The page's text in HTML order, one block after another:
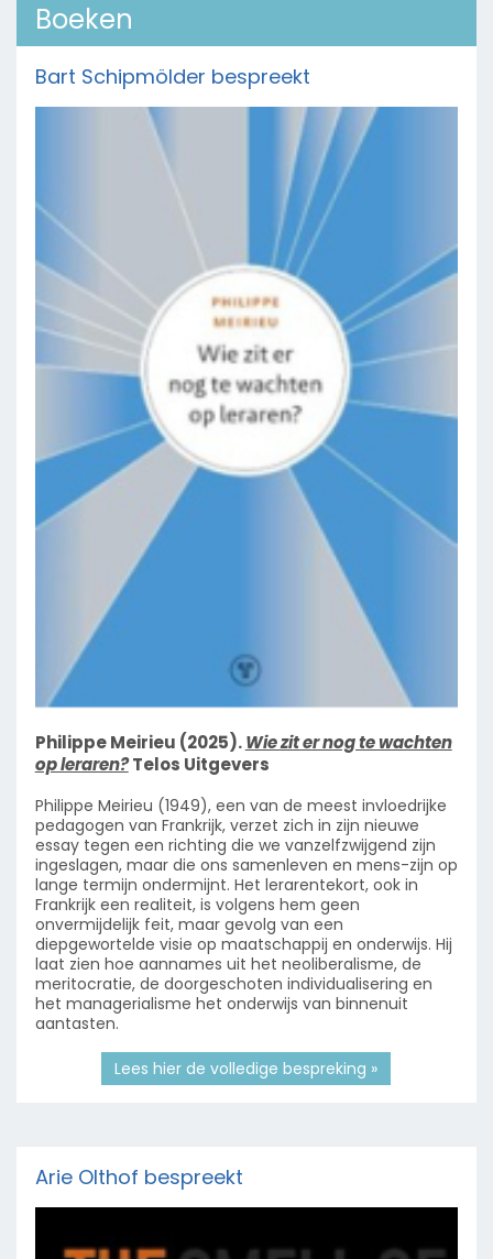
Boeken
Bart Schipmölder bespreekt
Philippe Meirieu (2025).Wie zit er nog te wachten
op leraren?Telos Uitgevers
Philippe Meirieu (1949), een van de meest invloedrijke
pedagogen van Frankrijk, verzet zich in zijn nieuwe
essay tegen een richting die we vanzelfzwijgend zijn
ingeslagen, maar die ons samenleven en mens-zijn op
lange termijn ondermijnt. Het lerarentekort, ook in
Frankrijk een realiteit, is volgens hem geen
onvermijdelijk feit, maar gevolg van een
diepgewortelde visie op maatschappij en onderwijs. Hij
laat zien hoe aannames uit het neoliberalisme, de
meritocratie, de doorgeschoten individualisering en
het managerialisme het onderwijs van binnenuit
aantasten.
Lees hier de volledige bespreking »
Arie Olthof bespreekt